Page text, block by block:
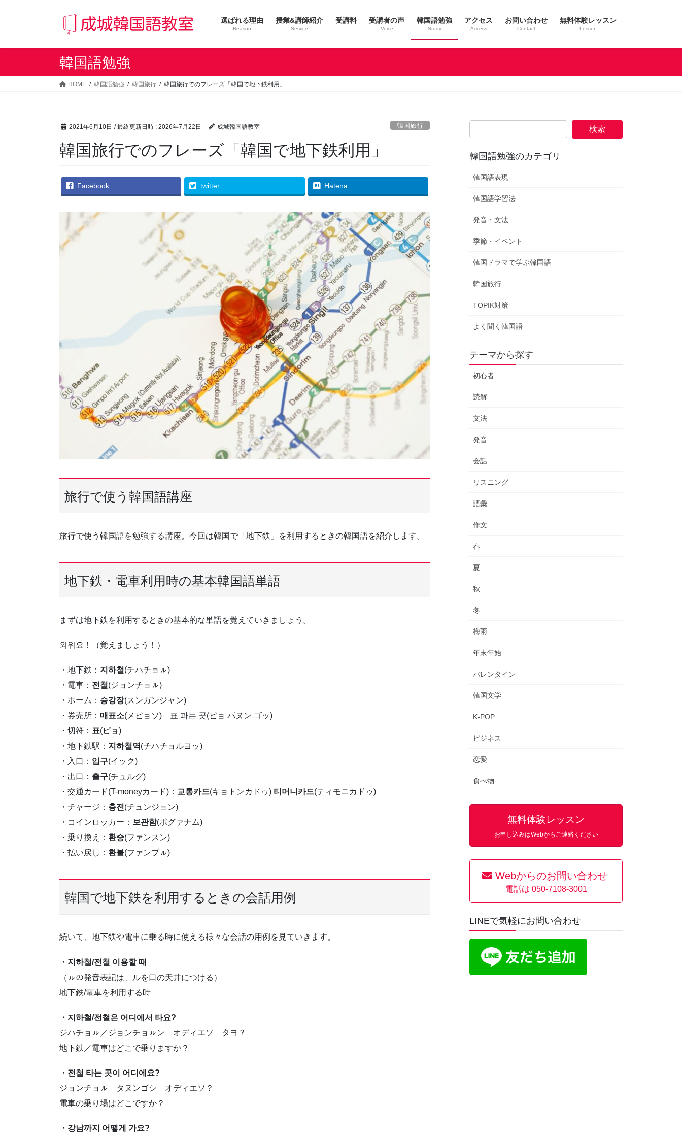
ス
ン
選ばれる理由
Reason
授業&講師紹介
Service
受講料 受講者の声
Voice
韓国語勉強
Study
アクセス
Access
お問い合わせ
Contact
無料体験レッスン
Lesson
韓国語勉強
HOME 韓国語勉強 韓国旅行 韓国旅行でのフレーズ「韓国で地下鉄利用」
2021年6月10日 / 最終更新日時 : 2026年7月22日 成城韓国語教室 韓国旅行
韓国旅行でのフレーズ「韓国で地下鉄利用」
Facebook twitter Hatena
旅行で使う韓国語講座
旅行で使う韓国語を勉強する講座。今回は韓国で「地下鉄」を利用するときの韓国語を紹介します。
地下鉄・電車利用時の基本韓国語単語
まずは地下鉄を利用するときの基本的な単語を覚えていきましょう。
외워요！（覚えましょう！）
・地下鉄： 지하철 (チハチョㇽ)
・電車： 전철 (ジョンチョㇽ)
・ホーム： 승강장(スンガンジャン)
・券売所： 매표소(メピョソ) 표 파는 곳(ピョ パヌン ゴッ)
・切符： 표(ピョ)
・地下鉄駅： 지하철역 (チハチョルヨッ)
・入口： 입구(イック)
・出口： 출구(チュルグ)
・交通カード(T-moneyカード)： 교통카드(キョトンカドゥ) 티머니카드(ティモニカドゥ)
・チャージ： 충전 (チュンジョン)
・コインロッカー： 보관함(ポグァナム)
・乗り換え： 환승(ファンスン)
・払い戻し： 환불(ファンブㇽ)
韓国で地下鉄を利用するときの会話用例
続いて、地下鉄や電車に乗る時に使える様々な会話の用例を見ていきます。
・지하철/전철 이용할 때
（ㇽの発音表記は、ルを口の天井につける）
地下鉄/電車を利用する時
・지하철/전철은 어디에서 타요?
ジハチョㇽ／ジョンチョㇽン オディエソ タヨ？
地下鉄／電車はどこで乗りますか？
・전철 타는 곳이 어디에요?
ジョンチョㇽ タヌンゴシ オディエソ？
電車の乗り場はどこですか？
・강남까지 어떻게 가요?
索:
韓国語勉強のカテゴリ
韓国語表現
韓国語学習法
発音・文法
季節・イベント
韓国ドラマで学ぶ韓国語
韓国旅行
TOPIK対策
よく聞く韓国語
テーマから探す
初心者
読解
文法
発音
会話
リスニング
語彙
作文
春
夏
秋
冬
梅雨
年末年始
バレンタイン
韓国文学
K-POP
ビジネス
恋愛
食べ物
無料体験レッスン
お申し込みはWebからご連絡ください
Webからのお問い合わせ
電話は 050-7108-3001
LINEで気軽にお問い合わせ